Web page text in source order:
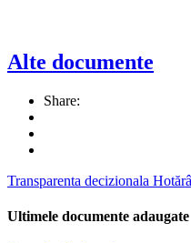
Alte documente
Share:
Transparenta decizionala
Ultimele documente adaugate